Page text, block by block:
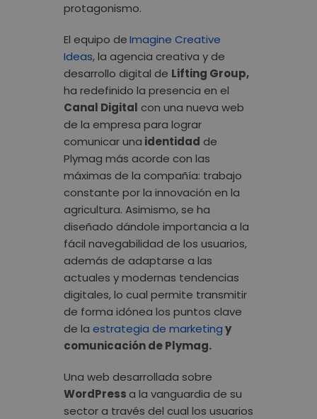
protagonismo.
El equipo deImagine Creative
Ideas, la agencia creativa y de
desarrollo digital de Lifting Group,
ha redefinido la presencia en el
Canal Digital con una nueva web
de la empresa para lograr
comunicar una identidad de
Plymag más acorde con las
máximas de la compañía: trabajo
constante por la innovación en la
agricultura. Asimismo, se ha
diseñado dándole importancia a la
fácil navegabilidad de los usuarios,
además de adaptarse a las
actuales y modernas tendencias
digitales, lo cual permite transmitir
de forma idónea los puntos clave
de la estrategia de marketingy
comunicación de Plymag.
Una web desarrollada sobre
WordPressa la vanguardia de su
sector a través del cual los usuarios